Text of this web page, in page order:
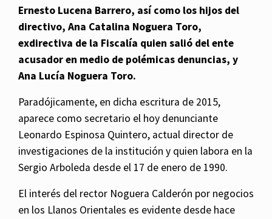
Ernesto Lucena Barrero, así como los hijos del
directivo, Ana Catalina Noguera Toro,
exdirectiva de la Fiscalía quien salió del ente
acusador en medio de polémicas denuncias, y
Ana Lucía Noguera Toro.
Paradójicamente, en dicha escritura de 2015,
aparece como secretario el hoy denunciante
Leonardo Espinosa Quintero, actual director de
investigaciones de la institución y quien labora en la
Sergio Arboleda desde el 17 de enero de 1990.
El interés del rector Noguera Calderón por negocios
en los Llanos Orientales es evidente desde hace